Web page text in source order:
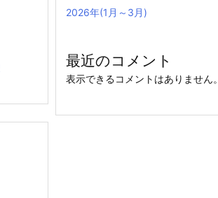
2026年(1月～3月)
最近のコメント
表示できるコメントはありません。